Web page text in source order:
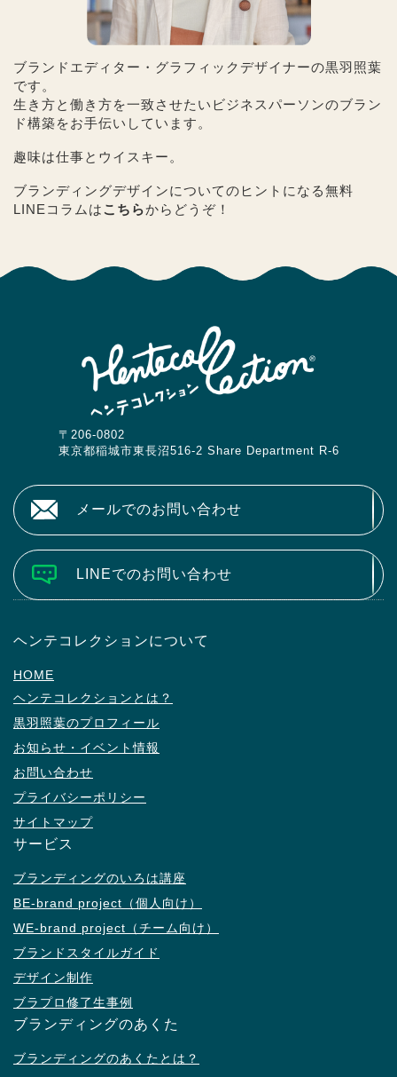
ブランドエディター・グラフィックデザイナーの黒羽照葉
です。
生き方と働き方を一致させたいビジネスパーソンのブラン
ド構築をお手伝いしています。
趣味は仕事とウイスキー。
ブランディングデザインについてのヒントになる無料
LINEコラムはこちらからどうぞ！
〒206-0802
東京都稲城市東長沼516-2 Share Department R-6
メールでのお問い合わせ
LINEでのお問い合わせ
ヘンテコレクションについて
HOME
ヘンテコレクションとは？
黒羽照葉のプロフィール
お知らせ・イベント情報
お問い合わせ
プライバシーポリシー
サイトマップ
サービス
ブランディングのいろは講座
BE-brand project（個人向け）
WE-brand project（チーム向け）
ブランドスタイルガイド
デザイン制作
ブラプロ修了生事例
ブランディングのあくた
ブランディングのあくたとは？